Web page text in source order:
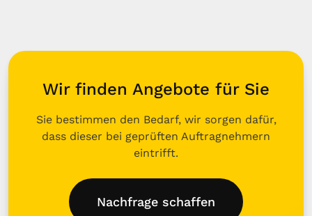
Wir finden Angebote für Sie
Sie bestimmen den Bedarf, wir sorgen dafür,
dass dieser bei geprüften Auftragnehmern
eintrifft.
Nachfrage schaffen